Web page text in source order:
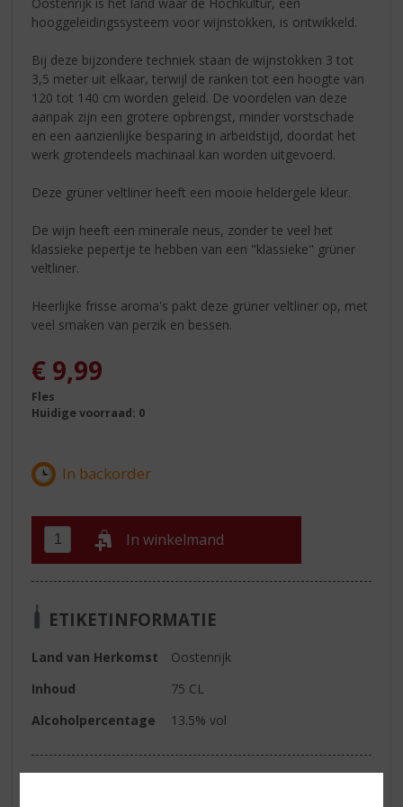
hooggeleidingssysteem voor wijnstokken, is ontwikkeld.
Bij deze bijzondere techniek staan de wijnstokken 3 tot
3,5 meter uit elkaar, terwijl de ranken tot een hoogte van
120 tot 140 cm worden geleid. De voordelen van deze
aanpak zijn een grotere opbrengst, minder vorstschade
en een aanzienlijke besparing in arbeidstijd, doordat het
werk grotendeels machinaal kan worden uitgevoerd.
Deze grüner veltliner heeft een mooie heldergele kleur.
De wijn heeft een minerale neus, zonder te veel het
klassieke pepertje te hebben van een "klassieke" grüner
veltliner.
Heerlijke frisse aroma's pakt deze grüner veltliner op, met
veel smaken van perzik en bessen.
€ 9,99
Fles
Huidige voorraad: 0
In winkelmand
ETIKETINFORMATIE
Land van Herkomst
Oostenrijk
Inhoud
75 CL
Alcoholpercentage
13.5% vol